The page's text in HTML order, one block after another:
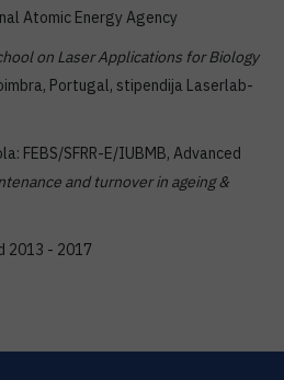
Atomic Energy Agency
on Laser Applications for Biology
Portugal, stipendija Laserlab-
FEBS/SFRR-E/IUBMB, Advanced
and turnover in ageing &
2013 - 2017